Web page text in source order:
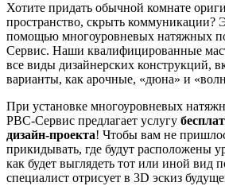
Хотите придать обычной комнате
пространство, скрыть коммуникации?
помощью многоуровневых натяжных
Сервис. Наши квалифицированные
все виды дизайнерских конструкций,
варианты, как арочные, «дюна» и
При установке многоуровневых
РВС-Сервис предлагает услугу
дизайн-проекта! Чтобы вам не
прикидывать, где будут расположены
как будет выглядеть тот или иной вид
специалист отрисует в 3D эскиз